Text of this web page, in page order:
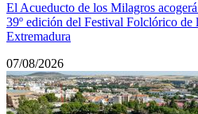
El Acueducto de los Milagros
39º edición del Festival Folclórico de
Extremadura
07/08/2026